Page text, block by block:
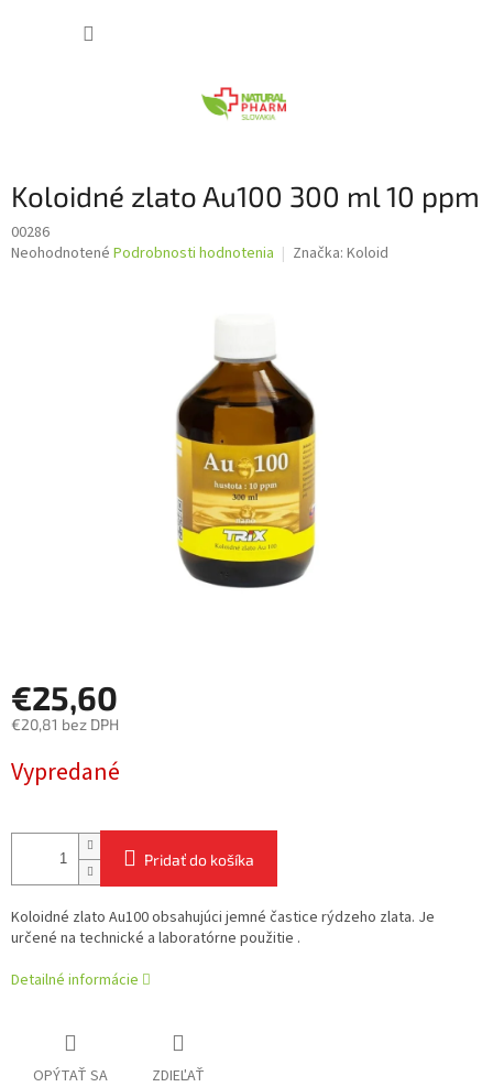
Koloidné zlato Au100 300 ml 10 ppm
00286
Priemerné
Neohodnotené Podrobnosti hodnotenia Značka: Koloid
€25,60
€20,81 bez DPH
cena:
Vypredané
Pridať do košíka
Koloidné zlato Au100 obsahujúci jemné častice rýdzeho zlata. Je
určené na technické a laboratórne použitie .
Detailné informácie
OPÝTAŤ SA ZDIEĽAŤ